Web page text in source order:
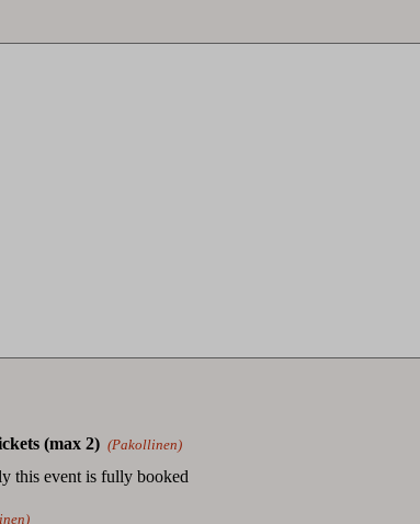
(max 2) Määrä
(Pakollinen)
this event is fully booked